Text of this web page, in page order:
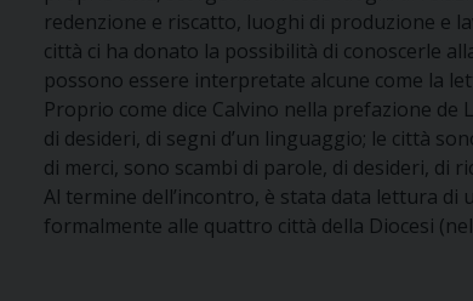
redenzione e riscatto, luoghi di produzione e
città ci ha donato la possibilità di conoscerle
possono essere interpretate alcune come la
Proprio come dice Calvino nella prefazione de
di desideri, di segni d’un linguaggio; le città
di merci, sono scambi di parole, di desideri, di
Al termine dell’incontro, è stata data lettura di
formalmente alle quattro città della Diocesi